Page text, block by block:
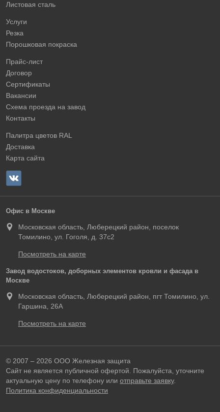
Листовая сталь
Услуги
Резка
Порошковая покраска
Прайс-лист
Договор
Сертификаты
Вакансии
Схема проезда на завод
Контакты
Палитра цветов RAL
Доставка
Карта сайта
Офис в Москве
Московская область, Люберецкий район, поселок
Томилино, ул. Гоголя, д. 37с2
Посмотреть на карте
Завод водостоков, доборных элементов кровли и фасада в
Москве
Московская область, Люберецкий район, пгт Томилино, ул.
Гаршина, 26А
Посмотреть на карте
© 2007 – 2026 ООО Железная защита
Сайт не является публичной офертой. Пожалуйста, уточните
актуальную цену по телефону или отправьте заявку.
Политика конфиденциальности